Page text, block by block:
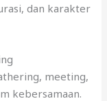
dan karakter
meeting,
kebersamaan.